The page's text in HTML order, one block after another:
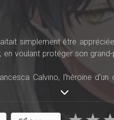
simplement être
voulant protéger son
Calvino, l’héroïne
pour se détendre. Manque
des cinq grandes
elle va tout faire pour